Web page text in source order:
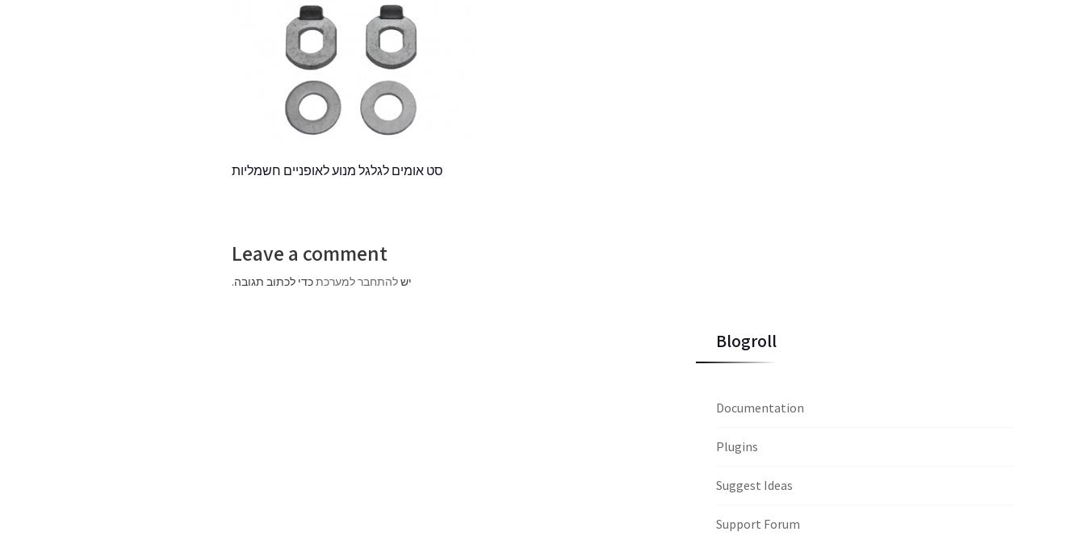
סט אומים לגלגל מנוע לאופניים חשמליות
Leave a comment
ישלהתחבר למערכתכדי לכתוב תגובה.
Blogroll
Documentation
Plugins
Suggest Ideas
Support Forum